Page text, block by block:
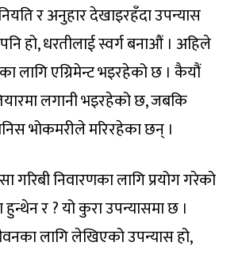
र अनुहार देखाइरहँदा उपन्यास
हो, धरतीलाई स्वर्ग बनाऔं । अहिले
लागि एग्रिमेन्ट भइरहेको छ । कैयौं
लगानी भइरहेको छ, जबकि
भोकमरीले मरिरहेका छन् ।
गरिबी निवारणका लागि प्रयोग गरेको
हुन्थेन र ? यो कुरा उपन्यासमा छ ।
लागि लेखिएको उपन्यास हो,